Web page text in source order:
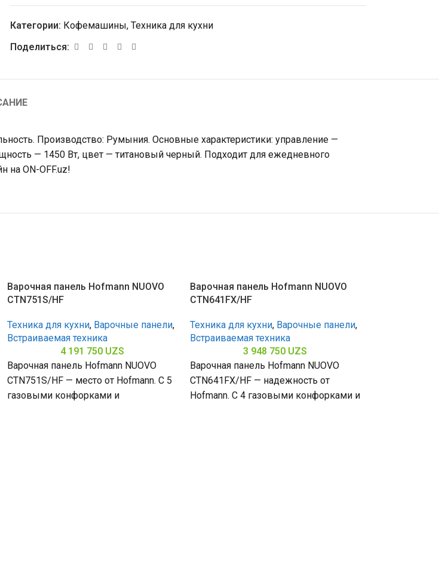
Категории: Кофемашины, Техника для кухни
Поделиться:
Производство: Румыния. Основные характеристики: управление —
— 1450 Вт, цвет — титановый черный. Подходит для ежедневного
на ON-OFF.uz!
Варочная панель Hofmann NUOVO
CTN751S/HF
Техника для кухни, Варочные панели,
Встраиваемая техника
4 191 750 UZS
Варочная панель Hofmann NUOVO
CTN751S/HF — место от Hofmann. С 5
газовыми конфорками и
Варочная панель Hofmann NUOVO
CTN641FX/HF
Техника для кухни, Варочные панели,
Встраиваемая техника
3 948 750 UZS
Варочная панель Hofmann NUOVO
CTN641FX/HF — надежность от
Hofmann. С 4 газовыми конфорками и